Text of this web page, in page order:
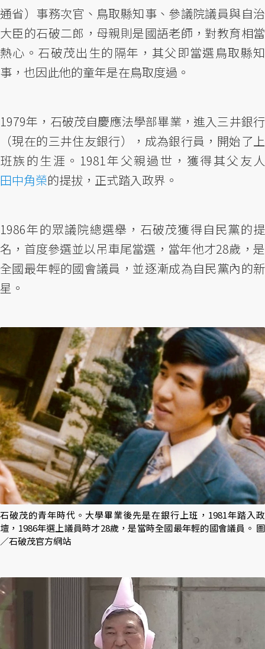
通省）事務次官、鳥取縣知事、參議院議員與自治
大臣的石破二郎，母親則是國語老師，對教育相當
熱心。石破茂出生的隔年，其父即當選鳥取縣知
事，也因此他的童年是在鳥取度過。
1979年，石破茂自慶應法學部畢業，進入三井銀行
（現在的三井住友銀行），成為銀行員，開始了上
班族的生涯。1981年父親過世，獲得其父友人
田中角榮的提拔，正式踏入政界。
1986年的眾議院總選舉，石破茂獲得自民黨的提
名，首度參選並以吊車尾當選，當年他才28歲，是
全國最年輕的國會議員，並逐漸成為自民黨內的新
星。
石破茂的青年時代。大學畢業後先是在銀行上班，1981年踏入政
壇，1986年選上議員時才28歲，是當時全國最年輕的國會議員。 圖
／石破茂官方網站